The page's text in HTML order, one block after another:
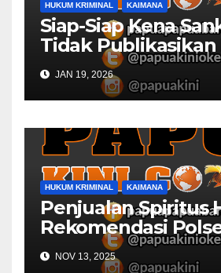
HUKUM KRIMINAL KAIMANA
Siap-Siap Kena
Tidak Publikasikan
Desa
JAN 19, 2026
HUKUM KRIMINAL KAIMANA
Penjualan Spiritus
Rekomendasi
Kaimana
NOV 13, 2025